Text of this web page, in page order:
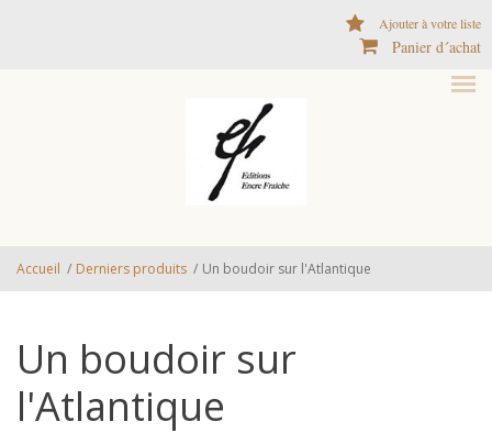
Ajouter à votre liste
Panier d´achat
Accueil / Derniers produits / Un boudoir sur l'Atlantique
Un boudoir sur
l'Atlantique